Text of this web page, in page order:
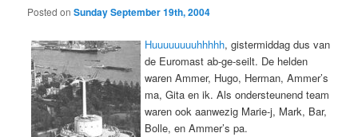
Posted onSunday September 19th, 2004
Huuuuuuuuhhhhh, gistermiddag dus van
de Euromast ab-ge-seilt. De helden
waren Ammer, Hugo, Herman, Ammer’s
ma, Gita en ik. Als ondersteunend team
waren ook aanwezig Marie-j, Mark, Bar,
Bolle, en Ammer’s pa.